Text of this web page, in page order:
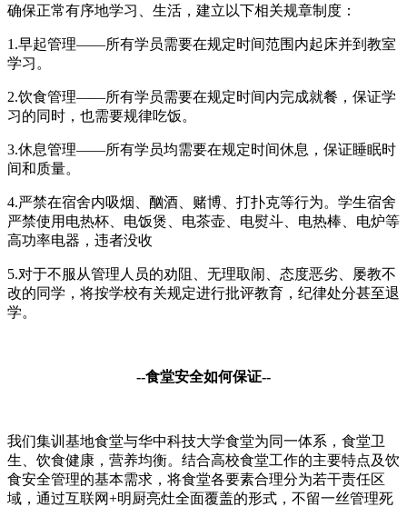
确保正常有序地学习、生活，建立以下相关规章制度：
1.早起管理——所有学员需要在规定时间范围内起床并到教室
学习。
2.饮食管理——所有学员需要在规定时间内完成就餐，保证学
习的同时，也需要规律吃饭。
3.休息管理——所有学员均需要在规定时间休息，保证睡眠时
间和质量。
4.严禁在宿舍内吸烟、酗酒、赌博、打扑克等行为。学生宿舍
严禁使用电热杯、电饭煲、电茶壶、电熨斗、电热棒、电炉等
高功率电器，违者没收
5.对于不服从管理人员的劝阻、无理取闹、态度恶劣、屡教不
改的同学，将按学校有关规定进行批评教育，纪律处分甚至退
学。
--食堂安全如何保证--
我们集训基地食堂与华中科技大学食堂为同一体系，食堂卫
生、饮食健康，营养均衡。结合高校食堂工作的主要特点及饮
食安全管理的基本需求，将食堂各要素合理分为若干责任区
域，通过互联网+明厨亮灶全面覆盖的形式，不留一丝管理死